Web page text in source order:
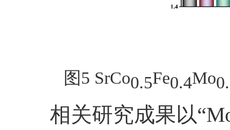
图 5 SrCo0.5Fe0.4Mo
相关研究成果以